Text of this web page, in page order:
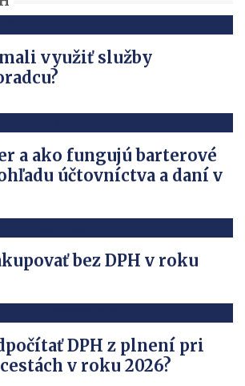
využiť služby
a ako fungujú barterové
účtovníctva a daní v
bez DPH v roku
DPH z plnení pri
v roku 2026?